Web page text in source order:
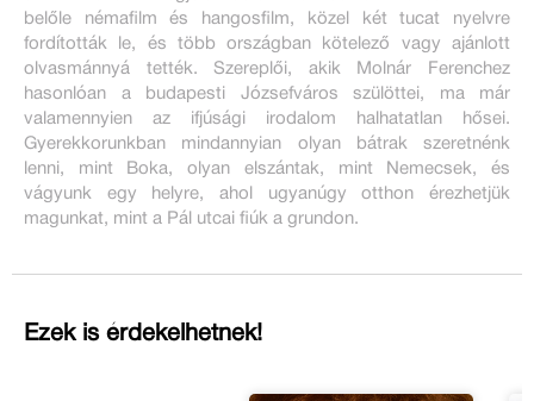
belőle némafilm és hangosfilm, közel két tucat nyelvre
fordították le, és több országban kötelező vagy ajánlott
olvasmánnyá tették. Szereplői, akik Molnár Ferenchez
hasonlóan a budapesti Józsefváros szülöttei, ma már
valamennyien az ifjúsági irodalom halhatatlan hősei.
Gyerekkorunkban mindannyian olyan bátrak szeretnénk
lenni, mint Boka, olyan elszántak, mint Nemecsek, és
vágyunk egy helyre, ahol ugyanúgy otthon érezhetjük
magunkat, mint a Pál utcai fiúk a grundon.
Ezek is érdekelhetnek!